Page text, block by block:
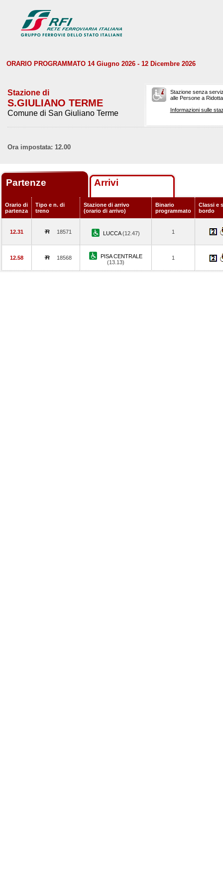
ORARIO PROGRAMMATO 14 Giugno 2026 - 12 Dicembre 2026
Stazione di
S.GIULIANO TERME
Comune di San Giuliano Terme
Stazione senza
alle Persone a
Informazioni sulle
Ora impostata: 12.00
Partenze Arrivi
Orario di
partenza
Tipo e n. di
treno
Stazione di arrivo
(orario di arrivo)
Binario
programmato
Classi e
bordo
12.31 18571 LUCCA(12.47) 1
12.58 18568
PISA CENTRALE
(13.13)
1